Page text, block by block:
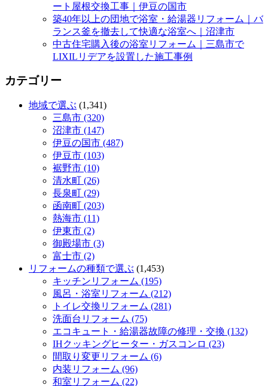
ート屋根交換工事｜伊豆の国市
築40年以上の団地で浴室・給湯器リフォーム｜バ
ランス釜を撤去して快適な浴室へ｜沼津市
中古住宅購入後の浴室リフォーム｜三島市で
LIXILリデアを設置した施工事例
カテゴリー
地域で選ぶ (1,341)
三島市 (320)
沼津市 (147)
伊豆の国市 (487)
伊豆市 (103)
裾野市 (10)
清水町 (26)
長泉町 (29)
函南町 (203)
熱海市 (11)
伊東市 (2)
御殿場市 (3)
富士市 (2)
リフォームの種類で選ぶ (1,453)
キッチンリフォーム (195)
風呂・浴室リフォーム (212)
トイレ交換リフォーム (281)
洗面台リフォーム (75)
エコキュート・給湯器故障の修理・交換 (132)
IHクッキングヒーター・ガスコンロ (23)
間取り変更リフォーム (6)
内装リフォーム (96)
和室リフォーム (22)